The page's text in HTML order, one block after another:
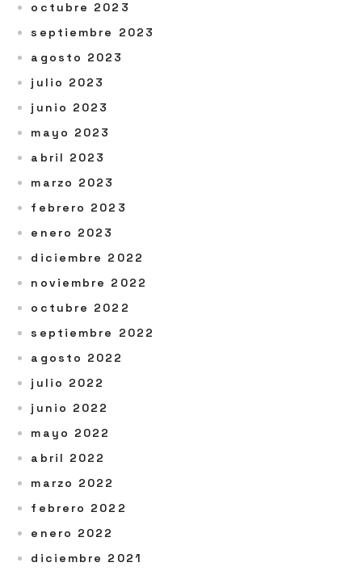
octubre 2023
septiembre 2023
agosto 2023
julio 2023
junio 2023
mayo 2023
abril 2023
marzo 2023
febrero 2023
enero 2023
diciembre 2022
noviembre 2022
octubre 2022
septiembre 2022
agosto 2022
julio 2022
junio 2022
mayo 2022
abril 2022
marzo 2022
febrero 2022
enero 2022
diciembre 2021